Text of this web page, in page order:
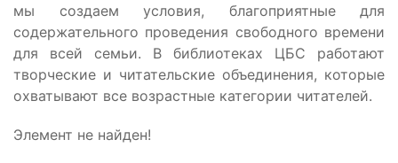
мы создаем условия, благоприятные для
содержательного проведения свободного времени
для всей семьи. В библиотеках ЦБС работают
творческие и читательские объединения, которые
охватывают все возрастные категории читателей.
Элемент не найден!